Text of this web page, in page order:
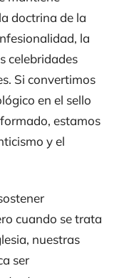
doctrina de la
la
celebridades
Si convertimos
en el sello
estamos
y el
cuando se trata
nuestras
ser